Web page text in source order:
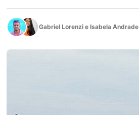
Gabriel Lorenzi e Isabela Andrade